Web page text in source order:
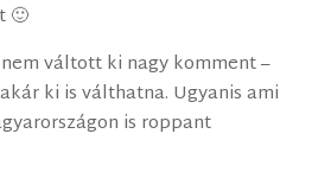
🙂
váltott ki nagy komment –
ki is válthatna. Ugyanis ami
is roppant